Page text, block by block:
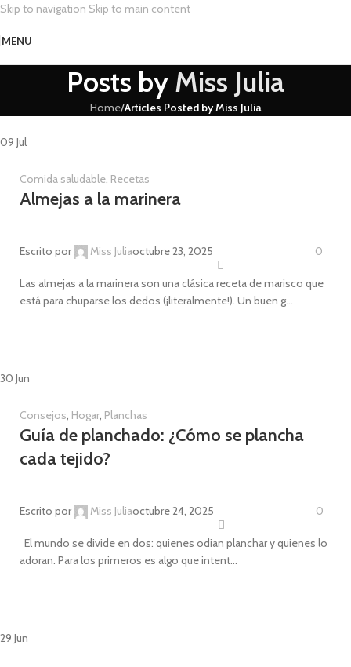
Skip to navigation Skip to main content
MENU
Posts by Miss Julia
Home/Articles Posted by Miss Julia
09 Jul
Comida saludable, Recetas
Almejas a la marinera
Escrito por Miss Juliaoctubre 23, 2025 0
Las almejas a la marinera son una clásica receta de marisco que
está para chuparse los dedos (¡literalmente!). Un buen g...
30 Jun
Consejos, Hogar, Planchas
Guía de planchado: ¿Cómo se plancha
cada tejido?
Escrito por Miss Juliaoctubre 24, 2025 0
El mundo se divide en dos: quienes odian planchar y quienes lo
adoran. Para los primeros es algo que intent...
29 Jun